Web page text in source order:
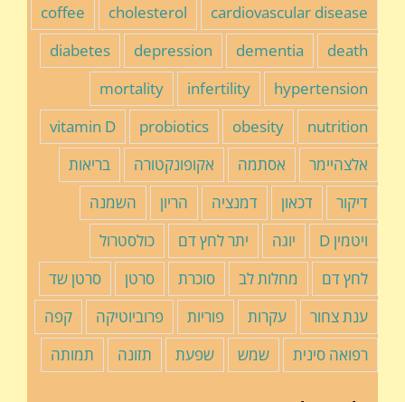
cardiovascular disease
cholesterol
coffee
death
dementia
depression
diabetes
hypertension
infertility
mortality
nutrition
obesity
probiotics
vitamin D
אלצהיימר
אסתמה אקופונקטורה
בריאות
דיקור
דכאון דמנציה הריון
השמנה
ויטמין D
יוגה יתר לחץ דם
כולסטרול
לחץ דם
מחלות לב סוכרת סרטן
סרטן שד
ענת צחור
עקרות פוריות פרוביוטיקה
קפה
רפואה סינית
שמש שפעת תזונה תמותה